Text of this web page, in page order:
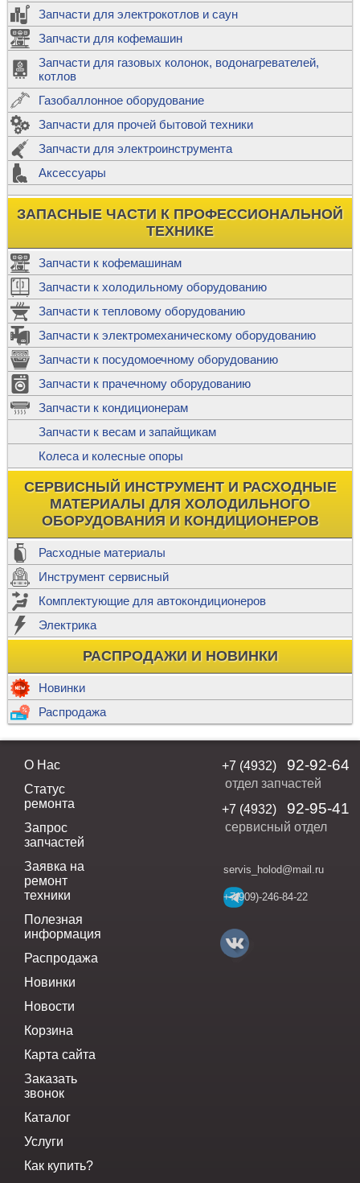
Запчасти для электрокотлов и саун
Запчасти для кофемашин
Запчасти для газовых колонок, водонагревателей,
котлов
Газобаллонное оборудование
Запчасти для прочей бытовой техники
Запчасти для электроинструмента
Аксессуары
ЗАПАСНЫЕ ЧАСТИ К ПРОФЕССИОНАЛЬНОЙ
ТЕХНИКЕ
Запчасти к кофемашинам
Запчасти к холодильному оборудованию
Запчасти к тепловому оборудованию
Запчасти к электромеханическому оборудованию
Запчасти к посудомоечному оборудованию
Запчасти к прачечному оборудованию
Запчасти к кондиционерам
Запчасти к весам и запайщикам
Колеса и колесные опоры
СЕРВИСНЫЙ ИНСТРУМЕНТ И РАСХОДНЫЕ
МАТЕРИАЛЫ ДЛЯ ХОЛОДИЛЬНОГО
ОБОРУДОВАНИЯ И КОНДИЦИОНЕРОВ
Расходные материалы
Инструмент сервисный
Комплектующие для автокондиционеров
Электрика
РАСПРОДАЖИ И НОВИНКИ
Новинки
Распродажа
О Нас
Статус
ремонта
Запрос
запчастей
Заявка на
ремонт
техники
Полезная
информация
Распродажа
Новинки
Новости
Корзина
Карта сайта
Заказать
звонок
Каталог
Услуги
Как купить?
+7 (4932) 92-92-64
отдел запчастей
+7 (4932)
92-95-41
сервисный отдел
servis_holod@mail.ru
+7(909)-246-84-22